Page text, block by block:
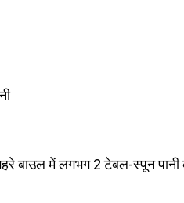
बाउल में लगभग 2 टेबल-स्पून